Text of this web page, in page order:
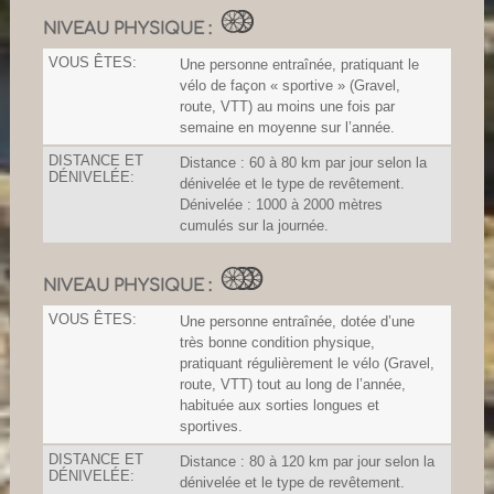
NIVEAU PHYSIQUE :
VOUS ÊTES:
Une personne entraînée, pratiquant le
vélo de façon « sportive » (Gravel,
route, VTT) au moins une fois par
semaine en moyenne sur l’année.
DISTANCE ET
DÉNIVELÉE:
Distance : 60 à 80 km par jour selon la
dénivelée et le type de revêtement.
Dénivelée : 1000 à 2000 mètres
cumulés sur la journée.
NIVEAU PHYSIQUE :
VOUS ÊTES:
Une personne entraînée, dotée d’une
très bonne condition physique,
pratiquant régulièrement le vélo (Gravel,
route, VTT) tout au long de l’année,
habituée aux sorties longues et
sportives.
DISTANCE ET
DÉNIVELÉE:
Distance : 80 à 120 km par jour selon la
dénivelée et le type de revêtement.